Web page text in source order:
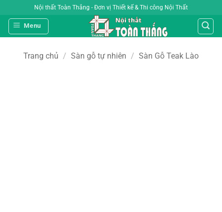
qua
nội
Nội thất Toàn Thắng - Đơn vị Thiết kế & Thi công Nội Thất
Menu
Trang chủ / Sàn gỗ tự nhiên / Sàn Gỗ Teak Lào